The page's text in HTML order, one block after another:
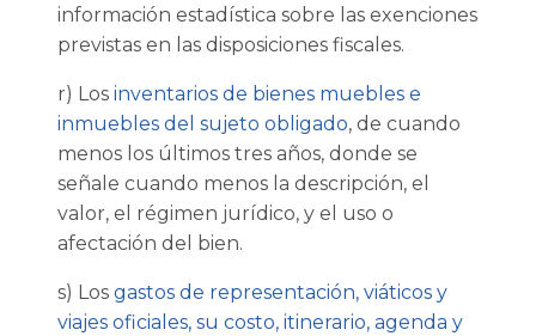
información estadística sobre las exenciones
previstas en las disposiciones fiscales.
r) Los inventarios de bienes muebles e
inmuebles del sujeto obligado, de cuando
menos los últimos tres años, donde se
señale cuando menos la descripción, el
valor, el régimen jurídico, y el uso o
afectación del bien.
s) Los gastos de representación, viáticos y
viajes oficiales, su costo, itinerario, agenda y